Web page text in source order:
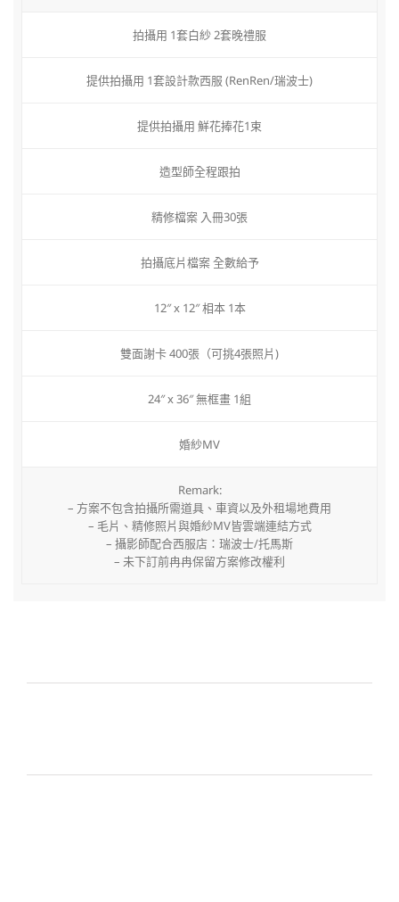
拍攝用 1套白紗 2套晚禮服
提供拍攝用 1套設計款西服 (RenRen/瑞波士)
提供拍攝用 鮮花捧花1束
造型師全程跟拍
精修檔案 入冊30張
拍攝底片檔案 全數給予
12″ x 12″ 相本 1本
雙面謝卡 400張（可挑4張照片)
24″ x 36″ 無框畫 1組
婚紗MV
Remark:
– 方案不包含拍攝所需道具、車資以及外租場地費用
– 毛片、精修照片與婚紗MV皆雲端連結方式
– 攝影師配合西服店：瑞波士/托馬斯
– 未下訂前冉冉保留方案修改權利